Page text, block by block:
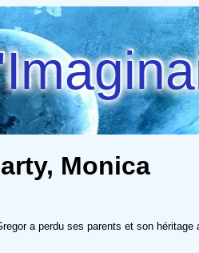
Monica
a perdu ses parents et son